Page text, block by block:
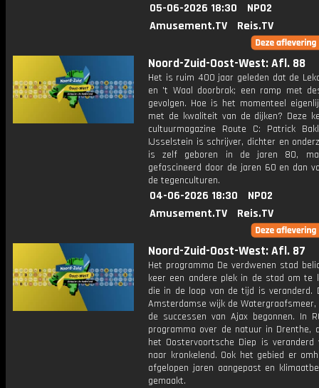
05-06-2026 18:30
NPO2
Amusement.TV
Reis.TV
Noord-Zuid-Oost-West: Afl. 88
Het is ruim 400 jaar geleden dat de
en 't Waal doorbrak; een ramp met
gevolgen. Hoe is het momenteel
met de kwaliteit van de dijken? Deze
cultuurmagazine Route C: Patrick
IJsselstein is schrijver, dichter en
is zelf geboren in de jaren 80,
gefascineerd door de jaren 60 en dan
de tegenculturen.
04-06-2026 18:30
NPO2
Amusement.TV
Reis.TV
Noord-Zuid-Oost-West: Afl. 87
Het programma De verdwenen stad
keer een andere plek in de stad om te
die in de loop van de tijd is veranderd.
Amsterdamse wijk de
de successen van Ajax begonnen. In
programma over de natuur in Drenthe,
het Oostervoortsche Diep is veranderd
naar kronkelend. Ook het gebied er
afgelopen jaren aangepast en
gemaakt.